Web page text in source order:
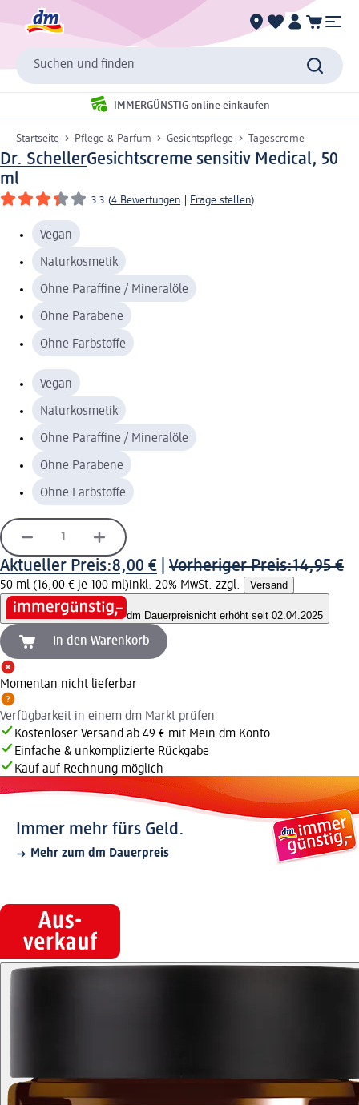
Suchen und finden
IMMERGÜNSTIG online einkaufen
Startseite Pflege & Parfum Gesichtspflege Tagescreme
Dr. SchellerGesichtscreme sensitiv Medical, 50
ml
3.3 (4 Bewertungen Frage stellen)
Vegan
Naturkosmetik
Ohne Paraffine / Mineralöle
Ohne Parabene
Ohne Farbstoffe
Vegan
Naturkosmetik
Ohne Paraffine / Mineralöle
Ohne Parabene
Ohne Farbstoffe
Aktueller Preis:8,00 € Vorheriger Preis:14,95 €
50 ml (16,00 € je 100 ml)inkl. 20% MwSt. zzgl. Versand
dm Dauerpreisnicht erhöht seit 02.04.2025
In den Warenkorb
Momentan nicht lieferbar
Verfügbarkeit in einem dm Markt prüfen
Kostenloser Versand ab 49 € mit Mein dm Konto
Einfache & unkomplizierte Rückgabe
Kauf auf Rechnung möglich
Immer mehr fürs Geld.
Mehr zum dm Dauerpreis